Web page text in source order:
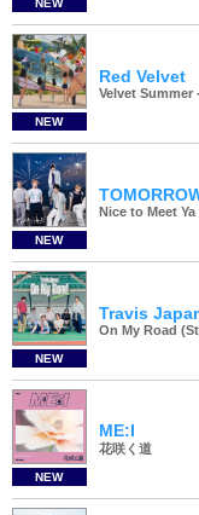
NEW
NEW
Red Velvet
Velvet Summer
NEW
Nice to Meet Ya
NEW
Travis
On My Road
NEW
ME:I
花咲く道